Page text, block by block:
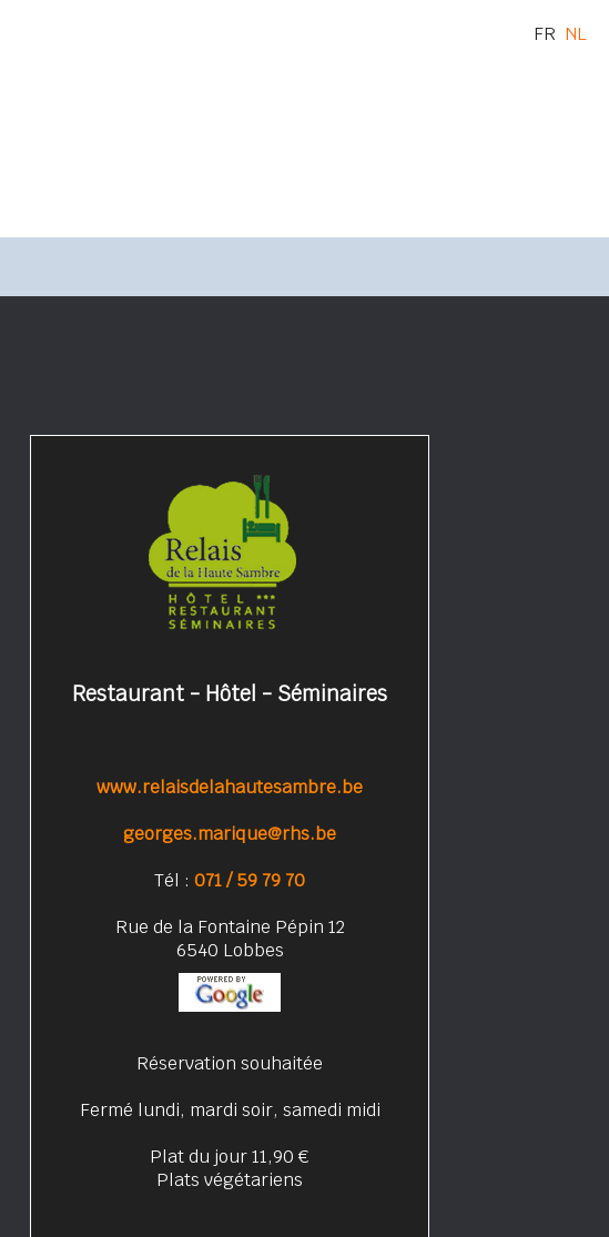
FR NL
Restaurant - Hôtel - Séminaires
www.relaisdelahautesambre.be
georges.marique@rhs.be
Tél : 071 / 59 79 70
Rue de la Fontaine Pépin 12
6540 Lobbes
Réservation souhaitée
Fermé lundi, mardi soir, samedi midi
Plat du jour 11,90 €
Plats végétariens